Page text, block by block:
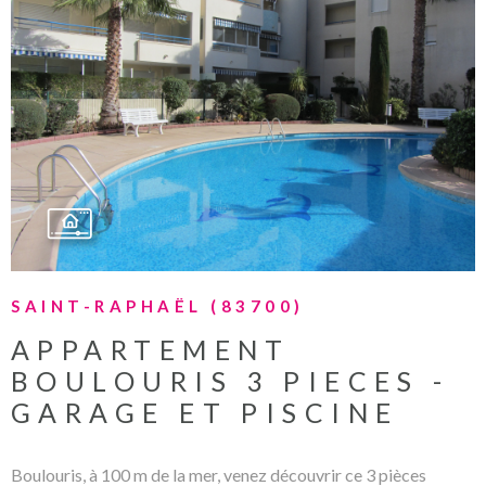
SAINT-RAPHAËL (83700)
APPARTEMENT
BOULOURIS 3 PIECES -
GARAGE ET PISCINE
Boulouris, à 100 m de la mer, venez découvrir ce 3 pièces
VOIR LE BIEN